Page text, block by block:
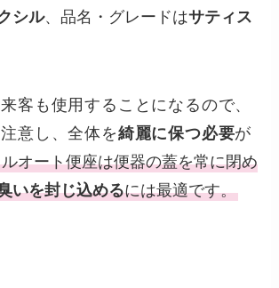
シル、品名・グレードはサティス
客も使用することになるので、
意し、全体を綺麗に保つ必要が
オート便座は便器の蓋を常に閉め
いを封じ込めるには最適です。